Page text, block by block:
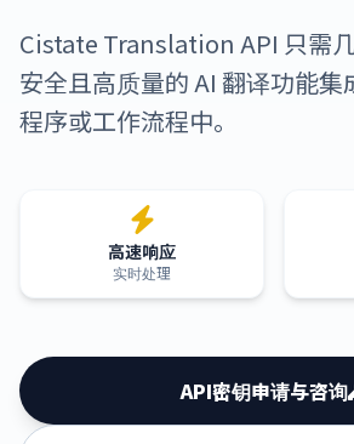
Cistate Translation API 只需
安全且高质量的 AI 翻译功能集
程序或工作流程中。
高速响应
实时处理
API密钥申请与咨询